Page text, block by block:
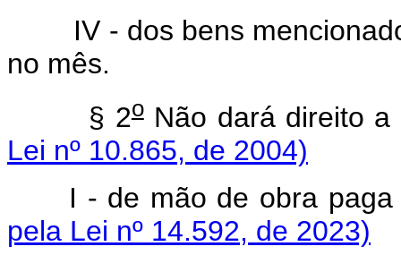
IV - dos bens
no mês.
§ 2oNão dará direito
Lei nº 10.865, de 2004)
I - de mão de obra
pela Lei nº 14.592, de 2023)